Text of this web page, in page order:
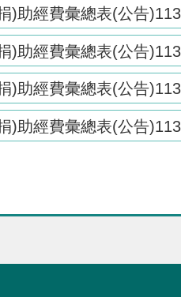
)助經費彙總表(公告
)助經費彙總表(公告
)助經費彙總表(公告
)助經費彙總表(公告